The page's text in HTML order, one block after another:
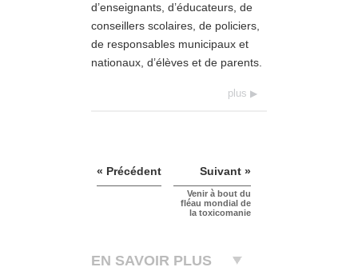
d’enseignants, d’éducateurs, de
conseillers scolaires, de policiers,
de responsables municipaux et
nationaux, d’élèves et de parents.
plus
« Précédent Suivant »
Venir à bout du
fléau mondial de
la toxicomanie
EN SAVOIR PLUS